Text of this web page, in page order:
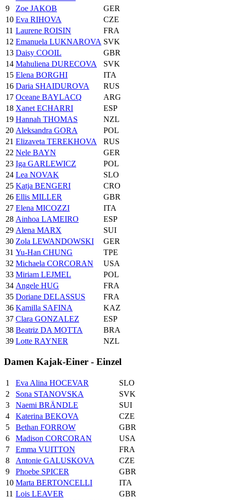
9
Zoe JAKOB
GER
10 Eva RIHOVA
CZE
11 Laurene ROISIN
FRA
12 Emanuela LUKNAROVA SVK
13 Daisy COOIL
GBR
14 Mahuliena DURECOVA
SVK
15 Elena BORGHI
ITA
16 Daria SHAIDUROVA
RUS
17 Oceane BAYLACQ
ARG
18 Xanet ECHARRI
ESP
19 Hannah THOMAS
NZL
20 Aleksandra GORA
POL
21 Elizaveta TEREKHOVA
RUS
22 Nele BAYN
GER
23 Iga GARLEWICZ
POL
24 Lea NOVAK
SLO
25 Katja BENGERI
CRO
26 Ellis MILLER
GBR
27 Elena MICOZZI
ITA
28 Ainhoa LAMEIRO
ESP
29 Alena MARX
SUI
30 Zola LEWANDOWSKI
GER
31 Yu-Han CHUNG
TPE
32 Michaela CORCORAN
USA
33 Miriam LEJMEL
POL
34 Angele HUG
FRA
35 Doriane DELASSUS
FRA
36 Kamilla SAFINA
KAZ
37 Clara GONZALEZ
ESP
38 Beatriz DA MOTTA
BRA
39 Lotte RAYNER NZL
Damen Kajak-Einer - Einzel
1 Eva Alina HOCEVAR
SLO
2
Sona STANOVSKA
SVK
3
Naemi BRÄNDLE
SUI
4
Katerina BEKOVA
CZE
5
Bethan FORROW
GBR
6
Madison CORCORAN
USA
7
Emma VUITTON
FRA
8
Antonie GALUSKOVA
CZE
9
Phoebe SPICER
GBR
10 Marta BERTONCELLI
ITA
11 Lois LEAVER
GBR